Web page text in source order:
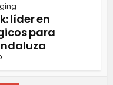
líder en
para